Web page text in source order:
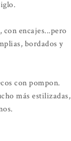
con encajes...pero
bordados y
con pompon.
más estilizadas,